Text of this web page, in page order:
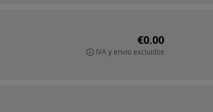
€0.00
IVA y envío excluidos